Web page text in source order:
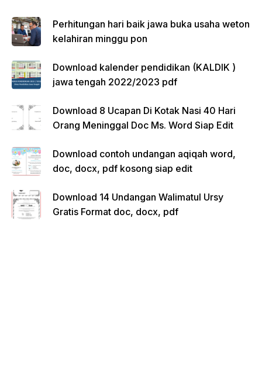
Perhitungan hari baik jawa buka usaha weton
kelahiran minggu pon
Download kalender pendidikan (KALDIK )
jawa tengah 2022/2023 pdf
Download 8 Ucapan Di Kotak Nasi 40 Hari
Orang Meninggal Doc Ms. Word Siap Edit
Download contoh undangan aqiqah word,
doc, docx, pdf kosong siap edit
Download 14 Undangan Walimatul Ursy
Gratis Format doc, docx, pdf